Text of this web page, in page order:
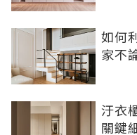
如何
家不
汙衣
關鍵